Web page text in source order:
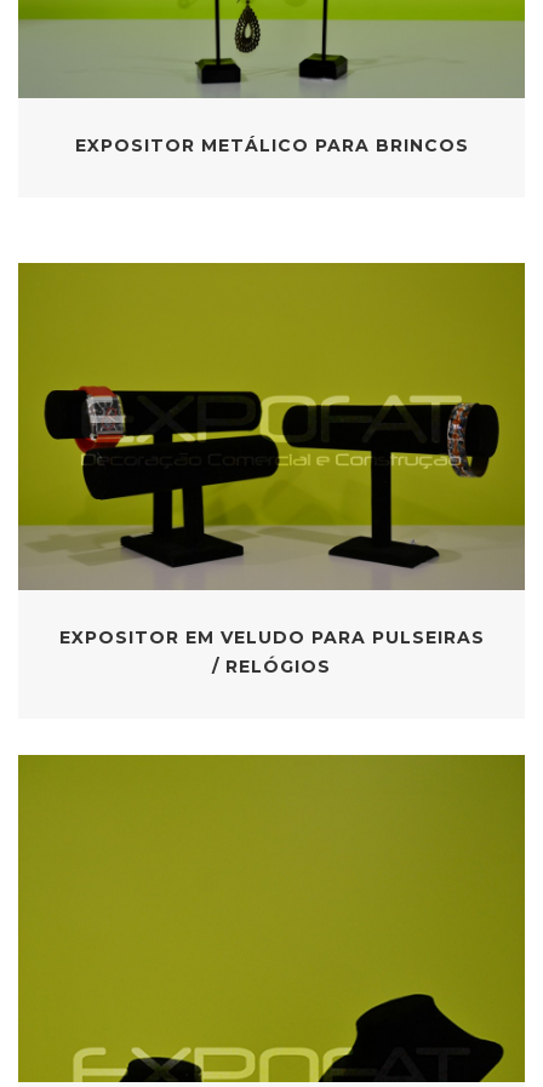
EXPOSITOR METÁLICO PARA BRINCOS
EXPOSITOR EM VELUDO PARA PULSEIRAS
/ RELÓGIOS